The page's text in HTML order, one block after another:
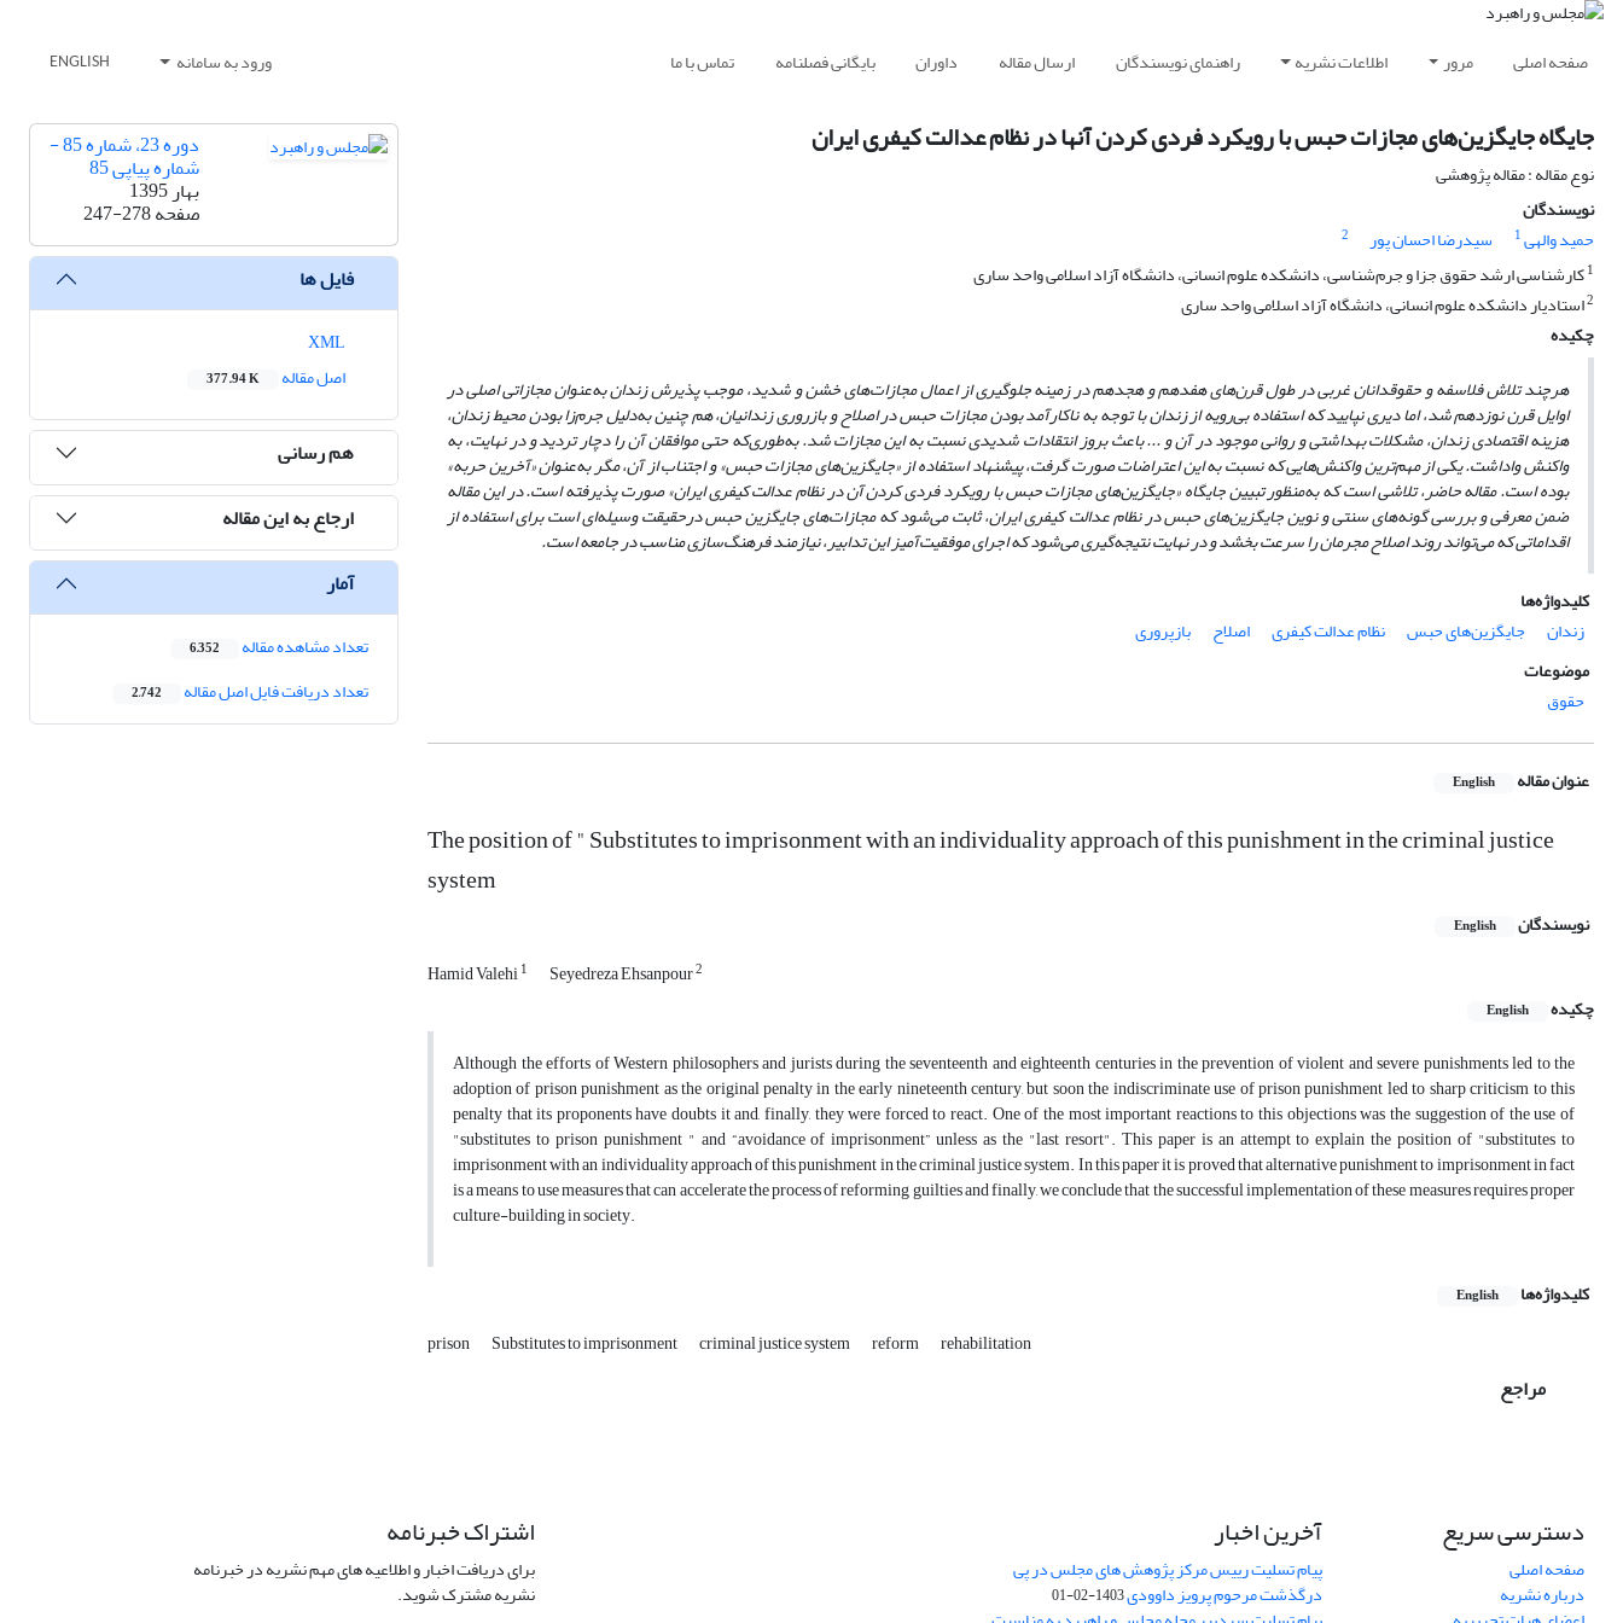
صفحه اصلی مرور اطلاعات نشریه راهنمای نویسندگان ارسال مقاله داوران بایگانی فصلنامه تماس با ما ورود به سامانه ENGLISH
جایگاه جایگزین‌های مجازات حبس با رویکرد فردی کردن آنها در نظام عدالت کیفری ایران
نوع مقاله : مقاله پژوهشی
نویسندگان
حمید والهی1 سیدرضا احسان پور
2
1کارشناسی ارشد حقوق جزا و جرم‌شناسی، دانشکده علوم انسانی، دانشگاه آزاد اسلامی واحد ساری
2استادیار دانشکده علوم انسانی، دانشگاه آزاد اسلامی واحد ساری
چکیده
هر‌چند تلاش فلاسفه و حقوقدانان غربی در طول قرن‌های هفدهم و هجدهم در زمینه جلوگیری از اعمال مجازات‌های خشن و شدید، موجب پذیرش زندان به‌عنوان مجازاتی اصلی در
اوایل قرن نوزدهم شد، اما دیری نپایید که استفاده بی‌رویه از زندان با توجه به ناکار‌آمد بودن مجازات حبس در اصلاح و باز‌روری زندانیان، هم چنین به‌دلیل جرم‌زا بودن محیط زندان،
هزینه اقتصادی زندان، مشکلات بهداشتی و روانی موجود در آن و ... باعث بروز انتقادات شدیدی نسبت به این مجازات شد. به‌طوری‌که حتی موافقان آن را دچار تردید و در نهایت، به
واکنش واداشت. یکی از مهم‌ترین واکنش‌هایی که نسبت به این اعتراضات صورت گرفت، پیشنهاد استفاده از «جایگزین‌های مجازات حبس» و اجتناب از آن، مگر به‌عنوان «آخرین حربه»
بوده است. مقاله حاضر، تلاشی است که به‌منظور تبیین جایگاه «جایگزین‌های مجازات حبس با رویکرد فردی کردن آن در نظام عدالت کیفری ایران» صورت پذیرفته است. در این مقاله
ضمن معرفی و بررسی گونه‌های سنتی و نوین جایگزین‌های حبس در نظام عدالت کیفری ایران، ثابت می‌شود که مجازات‌های جایگزین حبس در‌حقیقت وسیله‌ای است برای استفاده از
اقداماتی که می‌تواند روند اصلاح مجرمان را سرعت بخشد و در نهایت نتیجه‌گیری می‌شود که اجرای موفقیت‌آمیز این تدابیر، نیاز‌مند فرهنگ‌سازی مناسب در جامعه است.
کلیدواژه‌ها
زندان
جایگزین‌های حبس نظام عدالت کیفری اصلاح
بازپروری
موضوعات
حقوق
عنوان مقاله English
The position of " Substitutes to imprisonment with an individuality approach of this punishment in the criminal justice
system
نویسندگان English
Hamid Valehi1 Seyedreza Ehsanpour2
چکیده English
Although the efforts of Western philosophers and jurists during the seventeenth and eighteenth centuries in the prevention of violent and severe punishments led to the
adoption of prison punishment as the original penalty in the early nineteenth century, but soon the indiscriminate use of prison punishment led to sharp criticism to this
penalty that its proponents have doubts it and, finally, they were forced to react. One of the most important reactions to this objections was the suggestion of the use of
"substitutes to prison punishment " and “avoidance of imprisonment” unless as the "last resort". This paper is an attempt to explain the position of "substitutes to
imprisonment with an individuality approach of this punishment in the criminal justice system. In this paper it is proved that alternative punishment to imprisonment in fact
is a means to use measures that can accelerate the process of reforming guilties and finally, we conclude that the successful implementation of these measures requires proper
culture-building in society.
کلیدواژه‌ها English
prison Substitutes to imprisonment criminal justice system reform rehabilitation
مراجع
دوره 23، شماره 85 -
شماره پیاپی 85
بهار 1395
صفحه247-278
فایل ها
اصل مقاله
377.94 K
هم رسانی
ارجاع به این مقاله
آمار
تعداد مشاهده مقاله 6,352
تعداد دریافت فایل اصل مقاله 2,742
دسترسی سریع
صفحه اصلی
درباره نشریه
آخرین اخبار
پیام تسلیت رییس مرکز پژوهش های مجلس در پی
درگذشت مرحوم پرویز داوودی1403-02-01
اشتراک خبرنامه
برای دریافت اخبار و اطلاعیه های مهم نشریه در خبرنامه
نشریه مشترک شوید.